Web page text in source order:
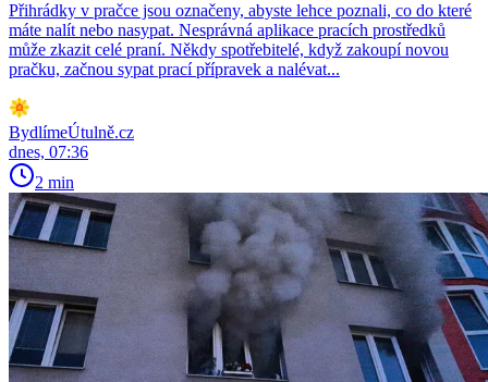
Přihrádky v pračce jsou označeny, abyste lehce poznali, co do které
máte nalít nebo nasypat. Nesprávná aplikace pracích prostředků
může zkazit celé praní. Někdy spotřebitelé, když zakoupí novou
pračku, začnou sypat prací přípravek a nalévat...
BydlímeÚtulně.cz
dnes, 07:36
2 min